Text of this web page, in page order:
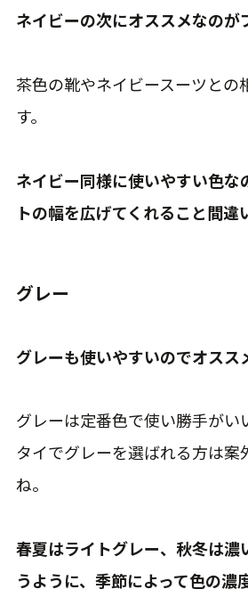
ネイビーの次にオススメなのが
茶色の靴やネイビースーツとの
す。
ネイビー同様に使いやすい色な
トの幅を広げてくれること間違
グレー
グレーも使いやすいのでオスス
グレーは定番色で使い勝手がい
タイでグレーを選ばれる方は案
ね。
春夏はライトグレー、秋冬は濃
うように、季節によって色の濃